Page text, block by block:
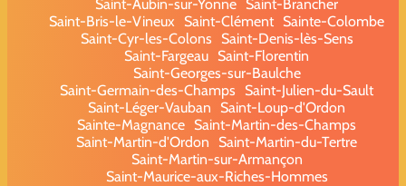
Saint-Aubin-sur-Yonne Saint-Brancher
Saint-Bris-le-Vineux
Saint-Clément Sainte-Colombe
Saint-Cyr-les-Colons
Saint-Denis-lès-Sens
Saint-Fargeau Saint-Florentin
Saint-Georges-sur-Baulche
Saint-Germain-des-Champs
Saint-Julien-du-Sault
Saint-Léger-Vauban
Saint-Loup-d'Ordon
Sainte-Magnance Saint-Martin-des-Champs
Saint-Martin-d'Ordon
Saint-Martin-du-Tertre
Saint-Martin-sur-Armançon
Saint-Maurice-aux-Riches-Hommes